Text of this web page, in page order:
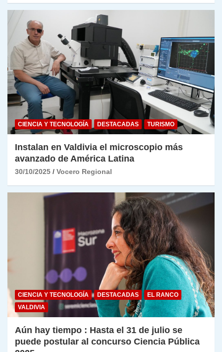
CIENCIA Y TECNOLOGÍA DESTACADAS TURISMO
Instalan en Valdivia el microscopio más
avanzado de América Latina
30/10/2025 Vocero Regional
CIENCIA Y TECNOLOGÍA DESTACADAS
EL RANCO
VALDIVIA
Aún hay tiempo : Hasta el 31 de julio se
puede postular al concurso Ciencia Pública